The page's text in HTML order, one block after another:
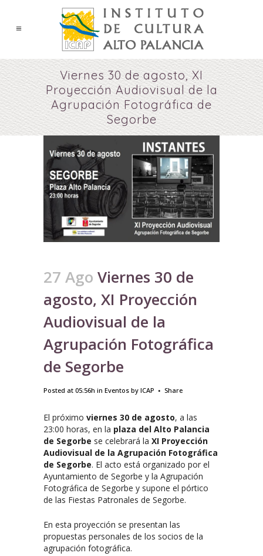
Viernes 30 de agosto, XI
Proyección Audiovisual de la
Agrupación Fotográfica de
Segorbe
27 Ago Viernes 30 de
agosto, XI Proyección
Audiovisual de la
Agrupación Fotográfica
de Segorbe
Posted at 05:56h in Eventos by ICAP Share
El próximo viernes 30 de agosto, a las
23:00 horas, en la plaza del Alto Palancia
de Segorbe se celebrará la XI Proyección
Audiovisual de la Agrupación Fotográfica
de Segorbe. El acto está organizado por el
Ayuntamiento de Segorbe y la Agrupación
Fotográfica de Segorbe y supone el pórtico
de las Fiestas Patronales de Segorbe.
En esta proyección se presentan las
propuestas personales de los socios de la
agrupación fotográfica.